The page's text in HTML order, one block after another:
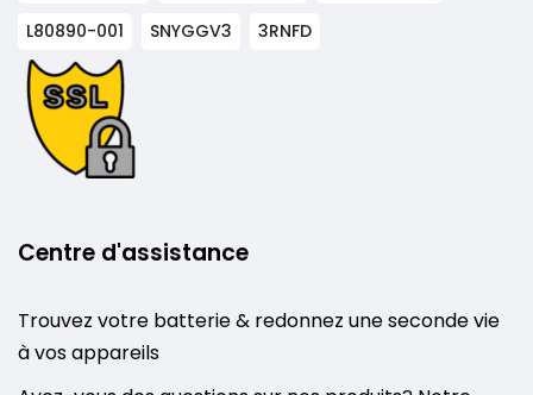
L80890-001
SNYGGV3 3RNFD
Centre d'assistance
Trouvez votre batterie & redonnez une seconde vie
à vos appareils